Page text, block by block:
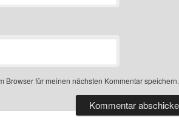
Browser für meinen nächsten Kommentar speichern.